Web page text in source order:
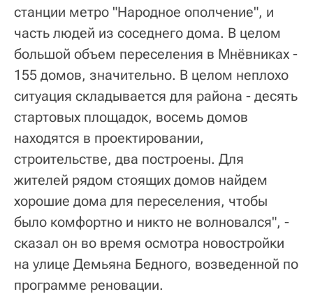
станции метро "Народное ополчение", и
часть людей из соседнего дома. В целом
большой объем переселения в Мнёвниках -
155 домов, значительно. В целом неплохо
ситуация складывается для района - десять
стартовых площадок, восемь домов
находятся в проектировании,
строительстве, два построены. Для
жителей рядом стоящих домов найдем
хорошие дома для переселения, чтобы
было комфортно и никто не волновался", -
сказал он во время осмотра новостройки
на улице Демьяна Бедного, возведенной по
программе реновации.